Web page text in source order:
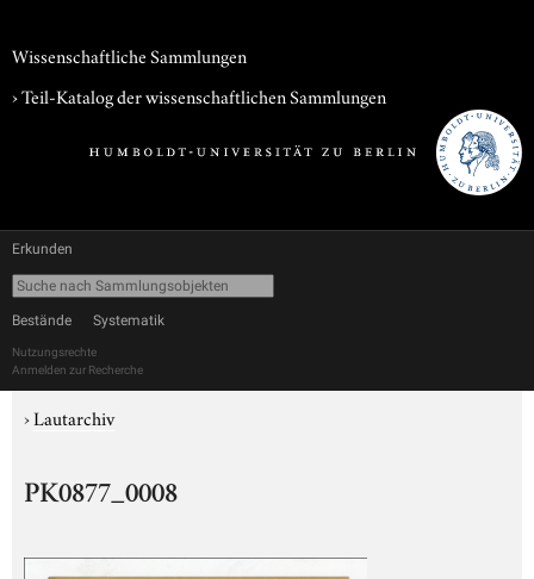
Wissenschaftliche Sammlungen
› Teil-Katalog der wissenschaftlichen Sammlungen
Erkunden
Bestände Systematik
Nutzungsrechte
Anmelden zur Recherche
›Lautarchiv
PK0877_0008